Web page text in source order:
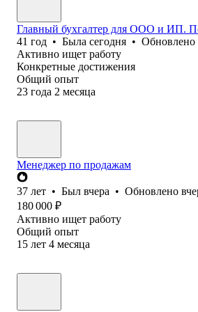
Главный бухгалтер для ООО и ИП.
41 год • Была сегодня • Обновлено
Активно ищет работу
Конкретные достижения
Общий опыт
23 года 2 месяца
Менеджер по продажам
37 лет • Был вчера • Обновлено
180 000 ₽
Активно ищет работу
Общий опыт
15 лет 4 месяца